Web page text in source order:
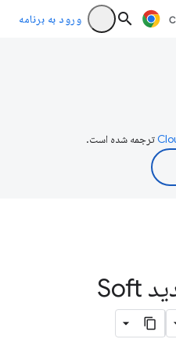
ورود به برنامه
ترجمه شده است.
نسخه آزمایشی جدید Soft